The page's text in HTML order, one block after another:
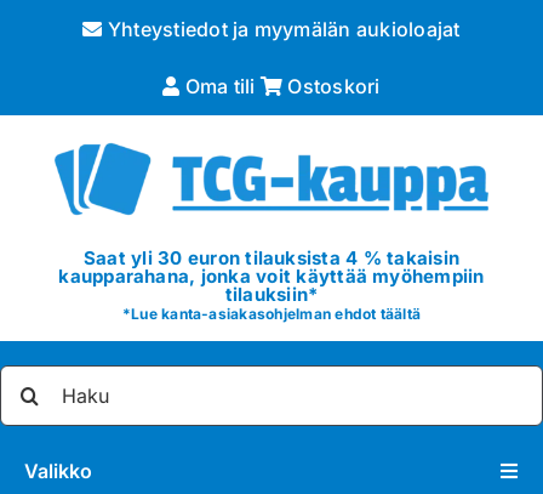
Yhteystiedot ja myymälän aukioloajat
Oma tili Ostoskori
Saat yli 30 euron tilauksista 4 % takaisin
kaupparahana, jonka voit käyttää myöhempiin
tilauksiin*
*Lue kanta-asiakasohjelman ehdot täältä
Valikko